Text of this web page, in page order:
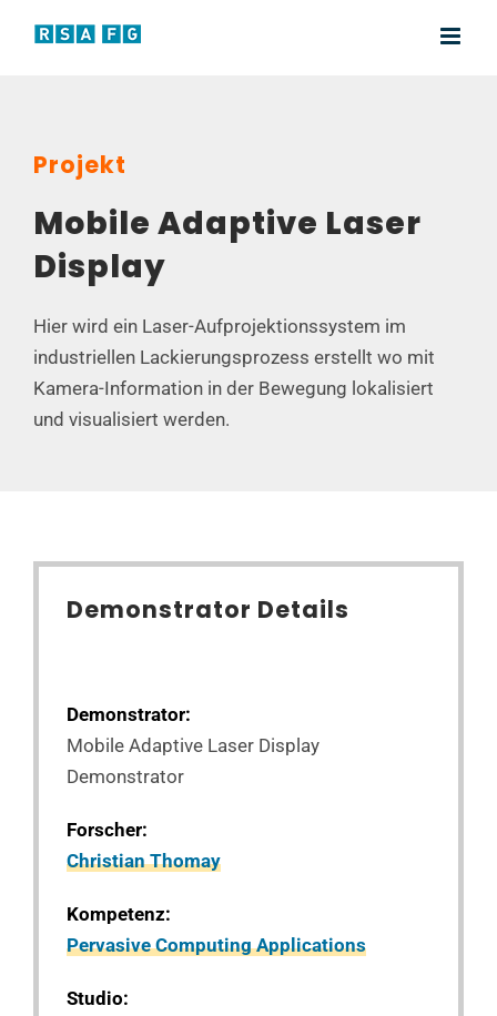
Inhalt
Projekt
Mobile Adaptive Laser
Display
Hier wird ein Laser-Aufprojektionssystem im
industriellen Lackierungsprozess erstellt wo mit
Kamera-Information in der Bewegung lokalisiert
und visualisiert werden.
Demonstrator Details
Demonstrator:
Mobile Adaptive Laser Display
Demonstrator
Forscher:
Christian Thomay
Kompetenz:
Pervasive Computing Applications
Studio: